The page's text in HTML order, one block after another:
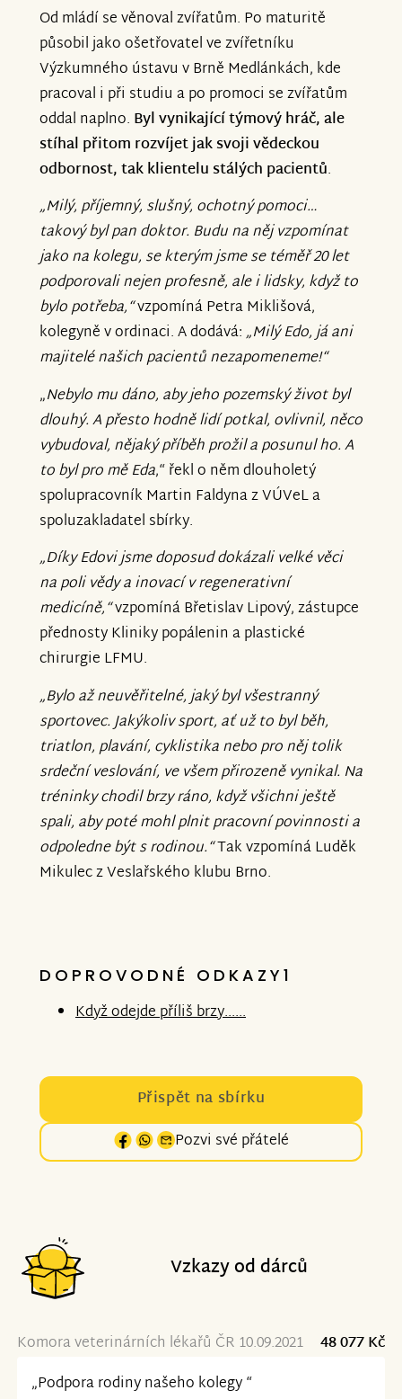
Od mládí se věnoval zvířatům. Po maturitě
působil jako ošetřovatel ve zvířetníku
Výzkumného ústavu v Brně Medlánkách, kde
pracoval i při studiu a po promoci se zvířatům
oddal naplno. Byl vynikající týmový hráč, ale
stíhal přitom rozvíjet jak svojivědeckou
odbornost, takklientelu stálých pacientů.
„Milý, příjemný, slušný, ochotný pomoci…
takový byl pan doktor. Budu na něj vzpomínat
jako na kolegu, se kterým jsme se téměř 20 let
podporovali nejen profesně, ale i lidsky, když to
bylo potřeba,“vzpomíná Petra Miklišová,
kolegyně v ordinaci. A dodává:„Milý Edo, já ani
majitelé našich pacientů nezapomeneme!“
„Nebylo mu dáno, aby jeho pozemský život byl
dlouhý. A přesto hodně lidí potkal, ovlivnil, něco
vybudoval, nějaký příběh prožil a posunul ho. A
to byl pro mě Eda,“ řekl o něm dlouholetý
spolupracovník Martin Faldyna z VÚVeL a
spoluzakladatel sbírky.
„Díky Edovi jsme doposud dokázali velké věci
na poli vědy a inovací v regenerativní
medicíně,“vzpomíná Břetislav Lipový, zástupce
přednosty Kliniky popálenin a plastické
chirurgie LFMU.
„Bylo až neuvěřitelné, jaký byl všestranný
sportovec. Jakýkoliv sport, ať už to byl běh,
triatlon, plavání, cyklistika nebo pro něj tolik
srdeční veslování, ve všem přirozeně vynikal. Na
tréninky chodil brzy ráno, když všichni ještě
spali, aby poté mohl plnit pracovní povinnosti a
odpoledne být s rodinou.“Tak vzpomíná Luděk
Mikulec z Veslařského klubu Brno.
DOPROVODNÉ ODKAZY1
Když odejde příliš brzy......
Přispět na sbírku
Pozvi své přátelé
Vzkazy od dárců
Komora veterinárních lékařů ČR 10.09.2021
48 077 Kč
„Podpora rodiny našeho kolegy “